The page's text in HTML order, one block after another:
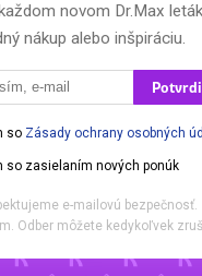
novom Dr.Max
nákup alebo inšpiráciu.
so Zásady ochrany osobných
so zasielaním nových ponúk
e-mailovú bezpečnosť.
Odber môžete kedykoľvek